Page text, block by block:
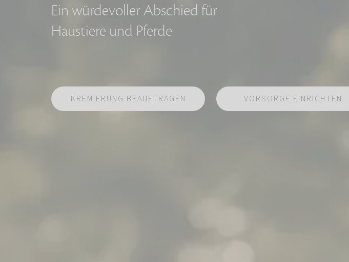
Ein würdevoller Abschied für
Haustiere und Pferde
KREMIERUNG BEAUFTRAGEN VORSORGE EINRICHTEN